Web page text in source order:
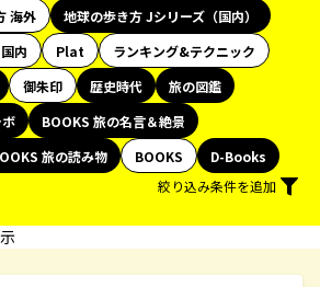
海外
地球の歩き方 Jシリーズ（国内）
内 Plat
ランキング&テクニック
御朱印 歴史時代
旅の図鑑
BOOKS 旅の名言＆絶景
旅の読み物 BOOKS
D-Books
絞り込み条件を追加